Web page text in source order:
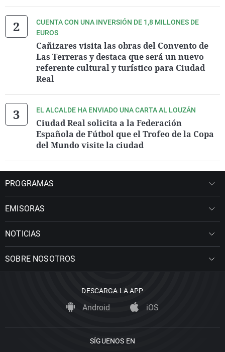
CUENTA CON UNA INVERSIÓN DE 1,8 MILLONES DE
EUROS
Cañizares visita las obras del Convento de
Las Terreras y destaca que será un nuevo
referente cultural y turístico para Ciudad
Real
EL ALCALDE HA ENVIADO UNA CARTA AL LOUZÁN
Ciudad Real solicita a la Federación
Española de Fútbol que el Trofeo de la Copa
del Mundo visite la ciudad
PROGRAMAS
EMISORAS
NOTICIAS
SOBRE NOSOTROS
DESCARGA LA APP
Android iOS
SÍGUENOS EN